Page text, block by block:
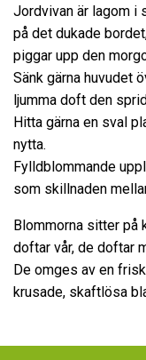
Jordvivan är lagom i
på det dukade
piggar upp den
Sänk gärna huvudet
ljumma doft den
Hitta gärna en sval
nytta.
Fylldblommande
som skillnaden
Blommorna sitter på
doftar vår, de doftar
De omges av en
krusade, skaftlösa